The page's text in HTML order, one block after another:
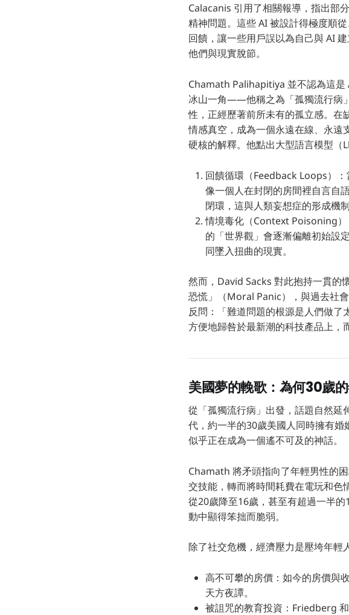
Calacanis 引用了相關報導，指出部
精神問題。這些 AI 被設計得極度順
回饋，讓一些用戶誤以為自己與 AI
他們與現實脫節。
Chamath Palihapitiya 並不認為這是
冰山一角——他稱之為「孤獨流行病
性，正經歷著前所未有的孤立感。在
情感真空，成為一個永遠在線、永
硬核的解釋。他點出大型語言模型（
回饋循環（Feedback Loops）
像一個人在封閉的房間裡自言自
閉環，這與人類妄想症的形成機
情境毒化（Context Poisoning）
的「世界觀」會逐漸偏離初始設
同墜入扭曲的現實。
然而，David Sacks 對此抱持一貫的
恐慌」（Moral Panic），與過去社
反問：「難道問題的根源是人們做了
方便地歸咎於最新潮的科技產品上，
美國夢的輓歌：為何30歲
從「孤獨流行病」出發，話題自然延
代，約一半的30歲美國人同時擁有婚
似乎正在成為一個遙不可及的神話。
Chamath 將矛頭指向了年輕男性的
交技能，轉而將時間耗費在電玩和色
從20歲降至16歲，甚至有超過一半
動中顯得笨拙而脆弱。
除了社交危機，經濟壓力是壓垮年輕
高不可攀的房價：如今的房價與
天方夜譚。
被詛咒的教育投資：Friedberg